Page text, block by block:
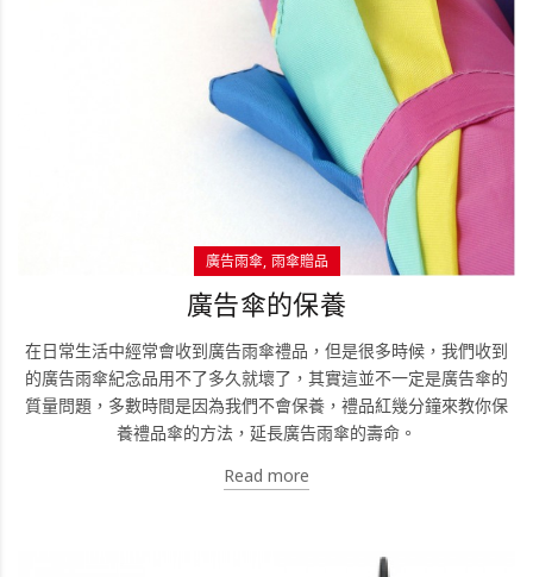
廣告雨傘 雨傘贈品
廣告傘的保養
在日常生活中經常會收到廣告雨傘禮品，但是很多時候，我們收到
的廣告雨傘紀念品用不了多久就壞了，其實這並不一定是廣告傘的
質量問題，多數時間是因為我們不會保養，禮品紅幾分鐘來教你保
養禮品傘的方法，延長廣告雨傘的壽命。
Read more